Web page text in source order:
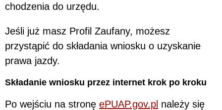
chodzenia do urzędu.
Jeśli już masz Profil Zaufany, możesz
przystąpić do składania wniosku o uzyskanie
prawa jazdy.
Składanie wniosku przez internet krok po kroku
Po wejściu na stronę ePUAP.gov.pl należy się